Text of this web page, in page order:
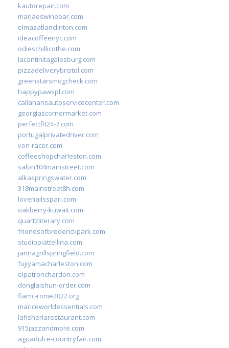
kautorepair.com
marjaeswinebar.com
elmazatlanclinton.com
ideacoffeenyc.com
odieschillicothe.com
lacantinitagalesburg.com
pizzadeliverybristol.com
greenstarsmogcheck.com
happypawspl.com
callahansautoservicecenter.com
georgiascornermarket.com
perfectfit24-7.com
portugalprivatedriver.com
von-racer.com
coffeeshopcharleston.com
salon104mainstreet.com
alkaspringswater.com
318mainstreet8h.com
lovenailsspari.com
oakberry-kuwait.com
quartzliterary.com
friendsofbroderickpark.com
studiopiattellina.com
jannagrillspringfield.com
fujiyamacharleston.com
elpatronchardon.com
donglaishun-order.com
fiamc-rome2022.org
mariceworldessentials.com
lafisheriarestaurant.com
915jazzandmore.com
aguadulce-countryfair.com